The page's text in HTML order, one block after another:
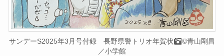
サンデーS2025年3月号付録 長野県警トリオ年賀状
©青山剛昌
／小学館